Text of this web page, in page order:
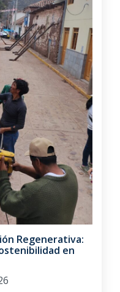
Regenerativa:
en